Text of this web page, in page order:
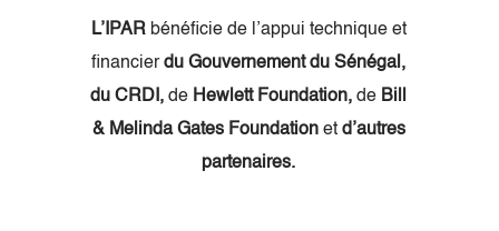
L’IPARbénéficie de l’appui technique et
financierdu Gouvernement du Sénégal,
du CRDI, de Hewlett Foundation, de Bill
& Melinda Gates Foundation et d’autres
partenaires.